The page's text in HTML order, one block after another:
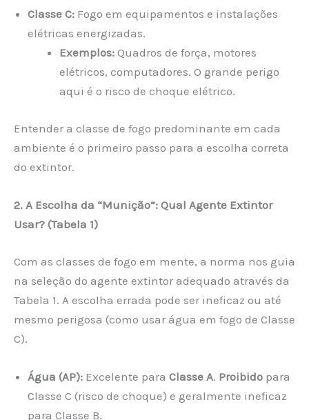
Classe C: Fogo em equipamentos e instalações
elétricas energizadas.
Exemplos:Quadros de força, motores
elétricos, computadores. O grande perigo
aqui é o risco de choque elétrico.
Entender a classe de fogo predominante em cada
ambiente é o primeiro passo para a escolha correta
do extintor.
2. A Escolha da “Munição”: Qual Agente Extintor
Usar? (Tabela 1)
Com as classes de fogo em mente, a norma nos guia
na seleção do agente extintor adequado através da
Tabela 1. A escolha errada pode ser ineficaz ou até
mesmo perigosa (como usar água em fogo de Classe
C).
Água (AP): Excelente para Classe A. Proibido para
Classe C (risco de choque) e geralmente ineficaz
para Classe B.